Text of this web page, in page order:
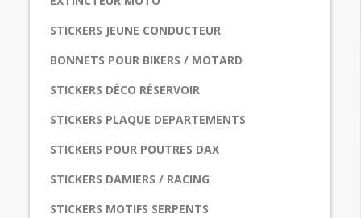
STICKERS JEUNE CONDUCTEUR
BONNETS POUR BIKERS / MOTARD
STICKERS DÉCO RÉSERVOIR
STICKERS PLAQUE DEPARTEMENTS
STICKERS POUR POUTRES DAX
STICKERS DAMIERS / RACING
STICKERS MOTIFS SERPENTS